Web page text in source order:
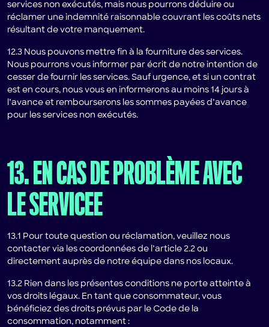
services non exécutés, mais nous pourrons déduire ou
réclamer une indemnité raisonnable couvrant les coûts nets
résultant de votre manquement.
12.3 Nous pouvons mettre fin à la fourniture des services.
Nous pourrons vous informer par écrit de notre intention de
cesser de fournir les services. Sauf urgence, et si un contrat
est en cours, nous vous en informerons au moins 14 jours à
l’avance et rembourserons les sommes payées d’avance
pour les services non exécutés.
13. EN CAS DE PROBLÈME AVEC
LE SERVICEE
13.1 Pour toute question ou réclamation, veuillez nous
contacter via les coordonnées de l’article 2.2 ou
directement auprès de notre équipe dans nos locaux.
13.2 Rien dans les présentes conditions ne porte atteinte à
vos droits légaux. En tant que consommateur, vous
bénéficiez des droits prévus par le Code de la
consommation, notamment :